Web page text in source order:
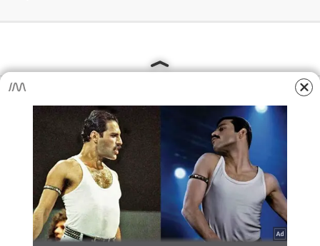
AjansKamu.Net - Memur, Meb Personel ve Kamudan Haber
Sitesi © 2025
Anasayfa Künye İletişim
Gizlilik İlkeleri
Sitene Ekle
MEB Personel – Öğretmen Haberleri